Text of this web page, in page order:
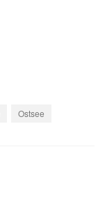
Ostsee